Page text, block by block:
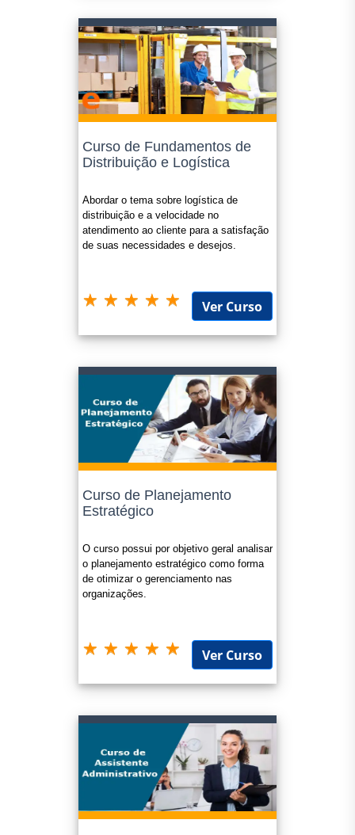
Curso de Fundamentos de
Distribuição e Logística
Abordar o tema sobre logística de
distribuição e a velocidade no
atendimento ao cliente para a satisfação
de suas necessidades e desejos.
Ver Curso
Curso de Planejamento
Estratégico
O curso possui por objetivo geral analisar
o planejamento estratégico como forma
de otimizar o gerenciamento nas
organizações.
Ver Curso